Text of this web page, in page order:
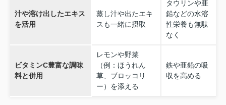
汁や溶け出したエキス
を活用
蒸し汁や出たエキ
スも一緒に摂取
タウリンや亜
鉛などの水溶
性栄養も無駄
なく
ビタミンC豊富な調味
料と併用
レモンや野菜
（例：ほうれん
草、ブロッコリ
ー）を添える
鉄や亜鉛の吸
収を高める